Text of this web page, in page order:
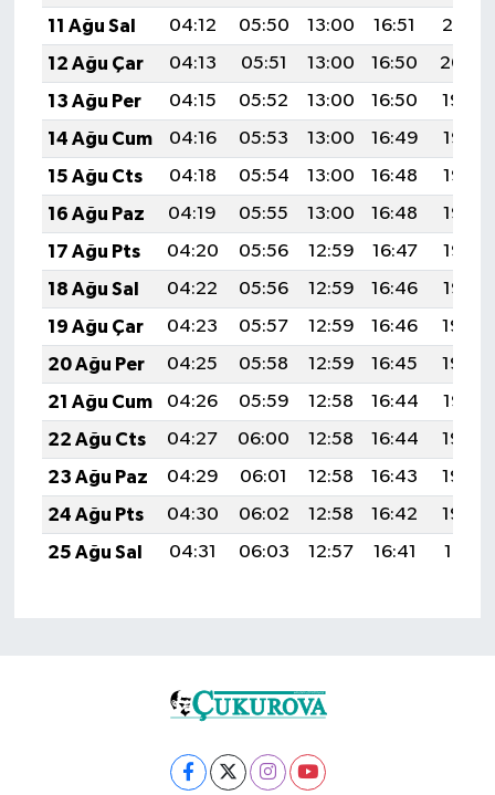
11 Ağu Sal
04:12 05:50 13:00 16:51
20:01
12 Ağu Çar
04:13 05:51 13:00 16:50
20:00
13 Ağu Per
04:15 05:52 13:00 16:50
19:59
14 Ağu Cum
04:16 05:53 13:00 16:49
19:57
15 Ağu Cts
04:18 05:54 13:00 16:48
19:56
16 Ağu Paz
04:19 05:55 13:00 16:48
19:55
17 Ağu Pts
04:20 05:56 12:59 16:47
19:53
18 Ağu Sal
04:22 05:56 12:59 16:46
19:52
19 Ağu Çar
04:23 05:57 12:59 16:46
19:50
20 Ağu Per
04:25 05:58 12:59 16:45
19:49
21 Ağu Cum
04:26 05:59 12:58 16:44
19:47
22 Ağu Cts
04:27 06:00 12:58 16:44
19:46
23 Ağu Paz
04:29 06:01 12:58 16:43
19:44
24 Ağu Pts
04:30 06:02 12:58 16:42
19:43
25 Ağu Sal
04:31 06:03 12:57 16:41 19:41